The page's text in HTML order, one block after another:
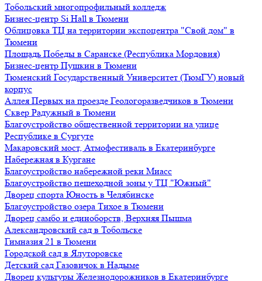
Тобольский многопрофильный колледж
Бизнес-центр Si Hall в Тюмени
Облицовка ТЦ на территории экспоцентра "Свой дом" в
Тюмени
Площадь Победы в Саранске (Республика Мордовия)
Бизнес-центр Пушкин в Тюмени
Тюменский Государственный Университет (ТюмГУ) новый
корпус
Аллея Первых на проезде Геологоразведчиков в Тюмени
Сквер Радужный в Тюмени
Благоустройство общественной территории на улице
Республике в Сургуте
Макаровский мост, Атмофестиваль в Екатеринбурге
Набережная в Кургане
Благоустройство набережной реки Миасс
Благоустройство пешеходной зоны у ТЦ "Южный"
Дворец спорта Юность в Челябинске
Благоустройство озера Тихое в Тюмени
Дворец самбо и единоборств, Верхняя Пышма
Александровский сад в Тобольске
Гимназия 21 в Тюмени
Городской сад в Ялуторовске
Детский сад Газовичок в Надыме
Дворец культуры Железнодорожников в Екатеринбурге